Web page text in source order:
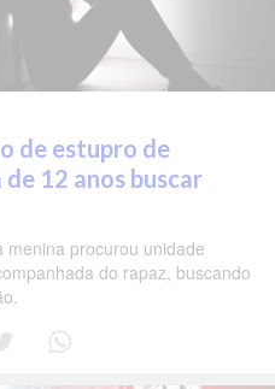
de estupro de
12 anos buscar
menina procurou unidade
do rapaz, buscando